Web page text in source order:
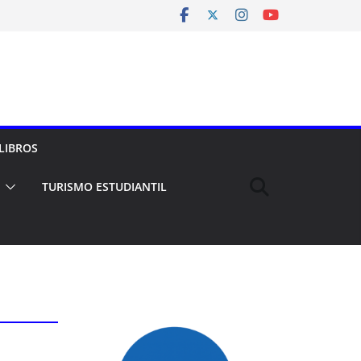
TURISMO ESTUDIANTIL